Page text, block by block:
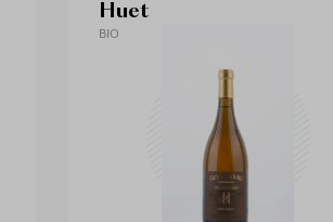
Huet
BIO